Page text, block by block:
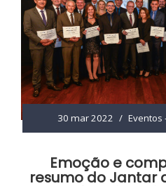
30 mar 2022 / Eventos
Emoção e
resumo do Jantar